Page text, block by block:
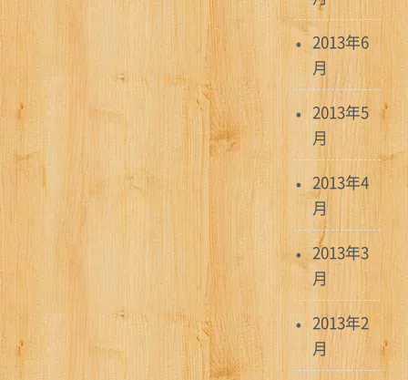
2013年6
月
2013年5
月
2013年4
月
2013年3
月
2013年2
月